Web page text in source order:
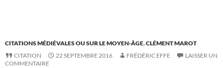
CITATIONS MÉDIÉVALES OU SUR LE MOYEN-ÂGE,CLÉMENT MAROT
CITATION
22 SEPTEMBRE 2016 FRÉDÉRIC EFFE
LAISSER UN
COMMENTAIRE